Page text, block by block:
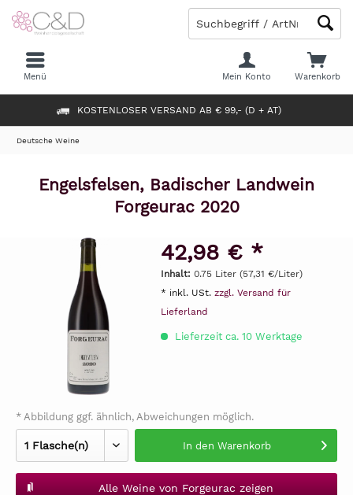
KOSTENLOSER VERSAND AB € 99,- (D + AT)
Warenkorb
Mein Konto
Menü
Deutsche Weine
Engelsfelsen, Badischer Landwein
Forgeurac 2020
42,98 € *
Inhalt: 0.75 Liter (57,31 €/Liter)
* inkl. USt. zzgl. Versand für
Lieferland
Lieferzeit ca. 10 Werktage
* Abbildung ggf. ähnlich, Abweichungen möglich.
In den Warenkorb
Alle Weine von Forgeurac zeigen